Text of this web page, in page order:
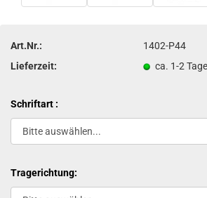
Art.Nr.:
1402-P44
Lieferzeit:
ca. 1-2 Tage
Schriftart :
Tragerichtung: